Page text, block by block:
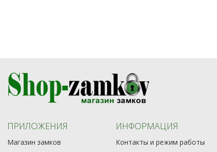
ПРИЛОЖЕНИЯ
Магазин замков
ИНФОРМАЦИЯ
Контакты и режим работы